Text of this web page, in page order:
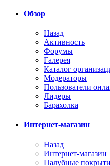
Обзор
Назад
Активность
Форумы
Галерея
Каталог
Модераторы
Пользователи
Лидеры
Барахолка
Интернет-магазин
Назад
Интернет-магазин
Палубные